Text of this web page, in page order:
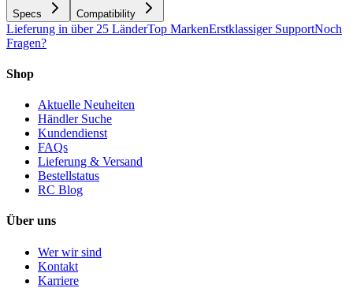
Specs Compatibility
Lieferung in über 25 LänderTop MarkenErstklassiger SupportNoch
Fragen?
Shop
Aktuelle Neuheiten
Händler Suche
Kundendienst
FAQs
Lieferung & Versand
Bestellstatus
RC Blog
Über uns
Wer wir sind
Kontakt
Karriere